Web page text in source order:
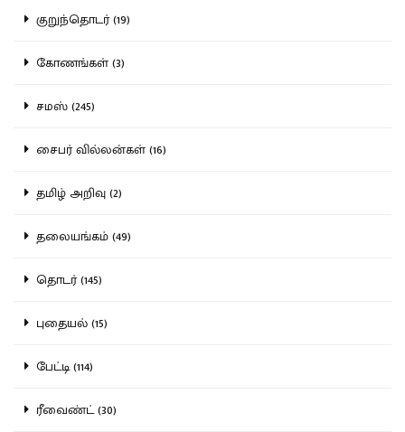
குறுந்தொடர் (19)
கோணங்கள் (3)
சமஸ் (245)
சைபர் வில்லன்கள் (16)
தமிழ் அறிவு (2)
தலையங்கம் (49)
தொடர் (145)
புதையல் (15)
பேட்டி (114)
ரீவைண்ட் (30)